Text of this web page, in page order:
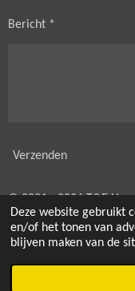
Deze website gebruikt
en/of het tonen van
blijven maken van de
Bericht *
Verzenden
© 2021 - 2026 T&E
Powered byJouwWeb